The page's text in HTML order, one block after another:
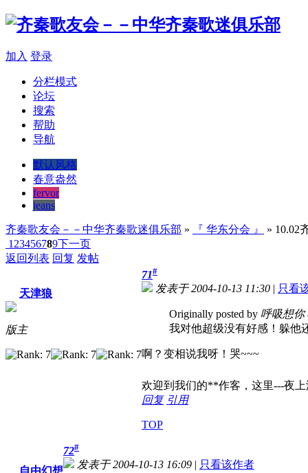
加入 登录
分栏模式
论坛
搜索
帮助
导航
默认风格
春意盎然
fervor
jeans
齐秦歌友会－－中华齐秦歌迷俱乐部 » 『 华东分会 』
» 10.02
1 23456789下一页
返回列表 回复 发帖
天津狼
版主
71#
发表于 2004-10-13 11:30 | 只看
Originally posted by 呼吸想你
我对他超级没有好感！躲他
啊？变相说我呀！哭~~~
欢迎到我们的**作客，这里---夜
回复 引用
TOP
自由幻想
72#
发表于 2004-10-13 16:09 | 只看该作者